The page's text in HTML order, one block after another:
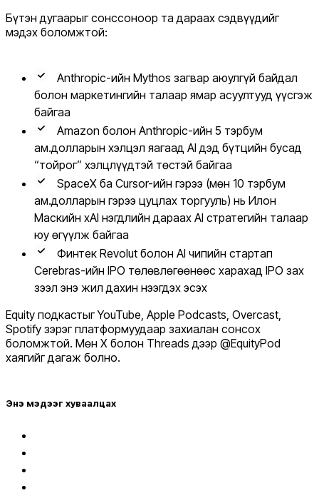
Бүтэн дугаарыг сонссоноор та дараах сэдвүүдийг
мэдэх боломжтой:
Anthropic-ийн Mythos загвар аюулгүй байдал
болон маркетингийн талаар ямар асуултууд үүсгэж
байгаа
Amazon болон Anthropic-ийн 5 тэрбум
ам.долларын хэлцэл яагаад AI дэд бүтцийн бусад
“тойрог” хэлцлүүдтэй төстэй байгаа
SpaceX ба Cursor-ийн гэрээ (мөн 10 тэрбум
ам.долларын гэрээ цуцлах торгууль) нь Илон
Маскийн xAI нэгдлийн дараах AI стратегийн талаар
юу өгүүлж байгаа
Финтек Revolut болон AI чипийн стартап
Cerebras-ийн IPO төлөвлөгөөнөөс харахад IPO зах
зээл энэ жил дахин нээгдэх эсэх
Equity подкастыг YouTube, Apple Podcasts, Overcast,
Spotify зэрэг платформуудаар захиалан сонсох
боломжтой. Мөн X болон Threads дээр @EquityPod
хаягийг дагаж болно.
Энэ мэдээг хуваалцах